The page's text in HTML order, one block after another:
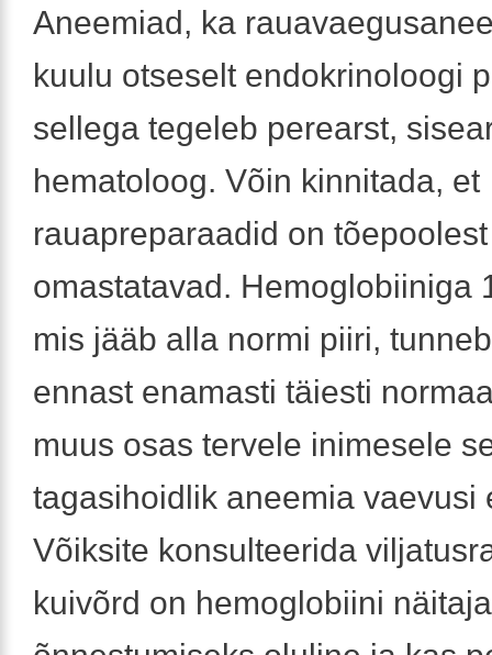
Aneemiad, ka
kuulu otseselt endokrinoloogi
sellega tegeleb perearst,
hematoloog. Võin kinnitada, et
rauapreparaadid on
omastatavad. Hemoglobiiniga
mis jääb alla normi piiri,
ennast enamasti täiesti
muus osas tervele inimesele
tagasihoidlik aneemia vaevusi
Võiksite konsulteerida
kuivõrd on hemoglobiini